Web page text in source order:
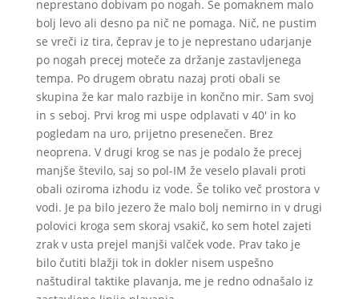
neprestano dobivam po nogah. Se pomaknem malo
bolj levo ali desno pa nič ne pomaga. Nič, ne pustim
se vreči iz tira, čeprav je to je neprestano udarjanje
po nogah precej moteče za držanje zastavljenega
tempa. Po drugem obratu nazaj proti obali se
skupina že kar malo razbije in končno mir. Sam svoj
in s seboj. Prvi krog mi uspe odplavati v 40′ in ko
pogledam na uro, prijetno presenečen. Brez
neoprena. V drugi krog se nas je podalo že precej
manjše število, saj so pol-IM že veselo plavali proti
obali oziroma izhodu iz vode. Še toliko več prostora v
vodi. Je pa bilo jezero že malo bolj nemirno in v drugi
polovici kroga sem skoraj vsakič, ko sem hotel zajeti
zrak v usta prejel manjši valček vode. Prav tako je
bilo čutiti blažji tok in dokler nisem uspešno
naštudiral taktike plavanja, me je redno odnašalo iz